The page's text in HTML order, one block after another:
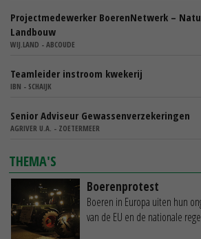
Projectmedewerker BoerenNetwerk –
Landbouw
WIJ.LAND - ABCOUDE
Teamleider instroom kwekerij
IBN - SCHAIJK
Senior Adviseur Gewassenverzekeringen
AGRIVER U.A. - ZOETERMEER
THEMA'S
Boerenprotest
Boeren in Europa uiten hun
van de EU en de nationale